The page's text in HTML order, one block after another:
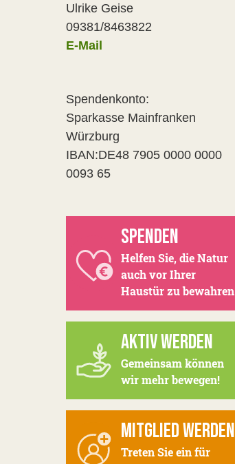
Ulrike Geise
09381/8463822
E-Mail
Spendenkonto:
Sparkasse Mainfranken
Würzburg
IBAN:DE48 7905 0000 0000
0093 65
SPENDEN
Helfen Sie, die Natur
auch vor Ihrer
Haustür zu bewahren
AKTIV WERDEN
Gemeinsam können
wir mehr bewegen!
MITGLIED WERDEN
Treten Sie ein für